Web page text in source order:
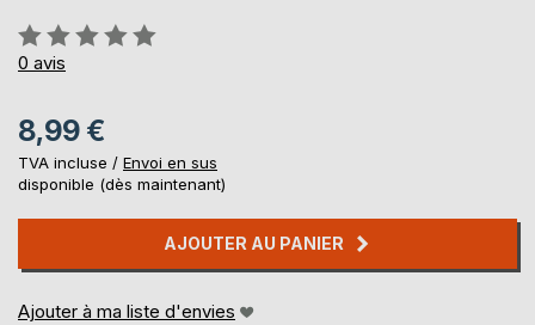
Évaluation:
0%
0 avis
8,99 €
TVA incluse / Envoi en sus
disponible (dès maintenant)
AJOUTER AU PANIER
Ajouter à ma liste d'envies